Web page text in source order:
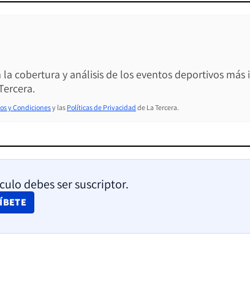
la cobertura y análisis de los eventos deportivos
y Condicionesy las Políticas de Privacidad de La Tercera.
debes ser suscriptor.
NEW WINDOW